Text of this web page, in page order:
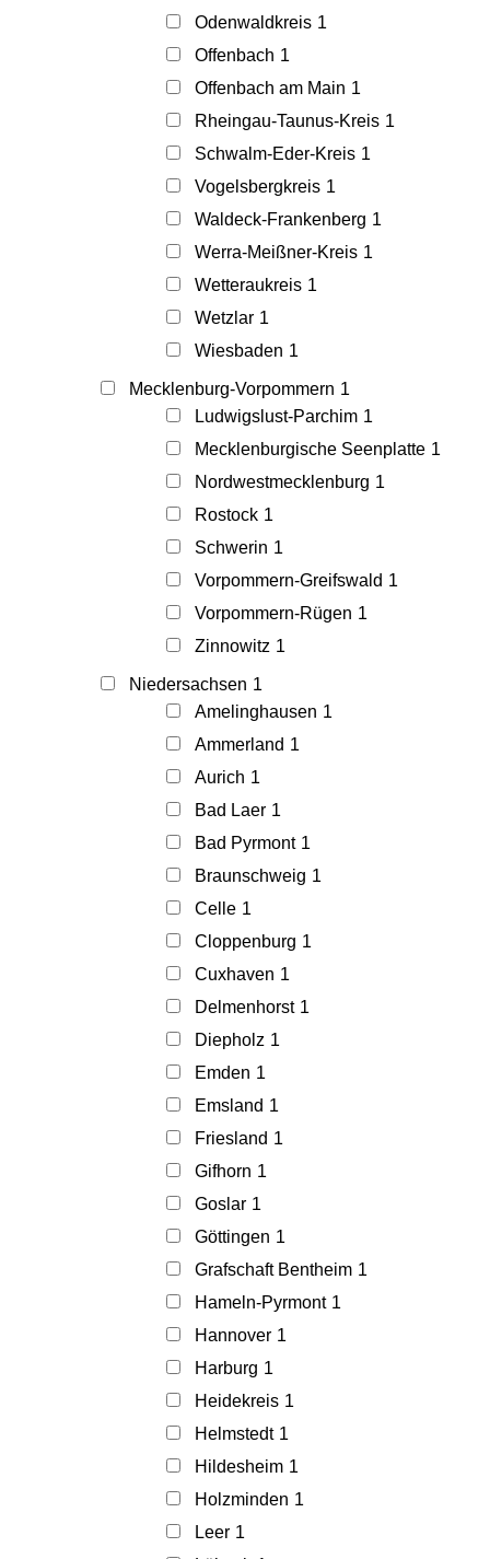
Odenwaldkreis 1
Offenbach 1
Offenbach am Main 1
Rheingau-Taunus-Kreis 1
Schwalm-Eder-Kreis 1
Vogelsbergkreis 1
Waldeck-Frankenberg 1
Werra-Meißner-Kreis 1
Wetteraukreis 1
Wetzlar 1
Wiesbaden 1
Mecklenburg-Vorpommern 1
Ludwigslust-Parchim 1
Mecklenburgische Seenplatte 1
Nordwestmecklenburg 1
Rostock 1
Schwerin 1
Vorpommern-Greifswald 1
Vorpommern-Rügen 1
Zinnowitz 1
Niedersachsen 1
Amelinghausen 1
Ammerland 1
Aurich 1
Bad Laer 1
Bad Pyrmont 1
Braunschweig 1
Celle 1
Cloppenburg 1
Cuxhaven 1
Delmenhorst 1
Diepholz 1
Emden 1
Emsland 1
Friesland 1
Gifhorn 1
Goslar 1
Göttingen 1
Grafschaft Bentheim 1
Hameln-Pyrmont 1
Hannover 1
Harburg 1
Heidekreis 1
Helmstedt 1
Hildesheim 1
Holzminden 1
Leer 1